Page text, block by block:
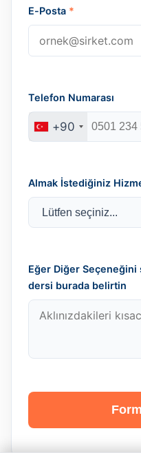
E-Posta *
Telefon Numarası
+90
Almak İstediğiniz
Eğer Diğer
dersi burada belirtin